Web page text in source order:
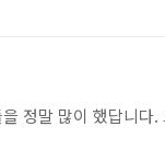
정말 많이 했답니다